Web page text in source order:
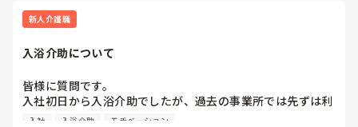
新人介護職
入浴介助について
皆様に質問です。
入社初日から入浴介助でしたが、過去の事業所では先ずは利
用者さんとのコミュニケーションからでしたが、いきなり入
入社 入浴介助 モチベーション